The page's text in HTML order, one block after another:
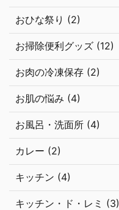
おひな祭り (2)
お掃除便利グッズ (12)
お肉の冷凍保存 (2)
お肌の悩み (4)
お風呂・洗面所 (4)
カレー (2)
キッチン (4)
キッチン・ド・レミ (3)